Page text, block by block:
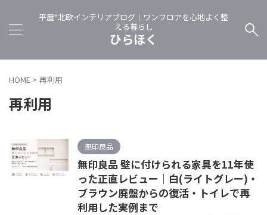
平屋*北欧インテリアブログ｜ワンフロアを心地よく整
える暮らし
ひらほく
HOME > 再利用
再利用
無印良品
無印良品 壁に付けられる家具を11年使
った正直レビュー｜白(ライトグレー)・
ブラウン廃盤からの復活・トイレで再
利用した実例まで